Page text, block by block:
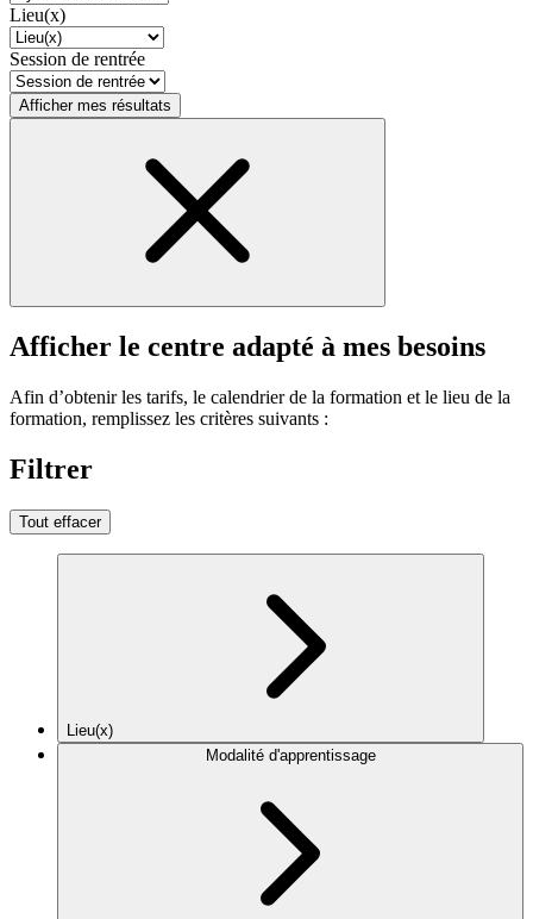
Lieu(x)
Session de rentrée
Afficher mes résultats
Afficher le centre adapté à mes besoins
Afin d’obtenir les tarifs, le calendrier de la formation et le lieu de la
formation, remplissez les critères suivants :
Filtrer
Tout effacer
Lieu(x)
Modalité d'apprentissage